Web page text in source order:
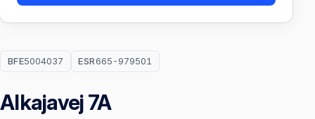
BFE5004037 ESR665-979501
Alkajavej 7A